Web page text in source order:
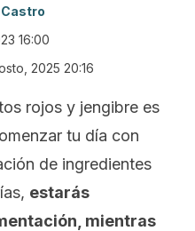
16:00
2025 20:16
rojos y jengibre es
tu día con
de ingredientes
estarás
mientras